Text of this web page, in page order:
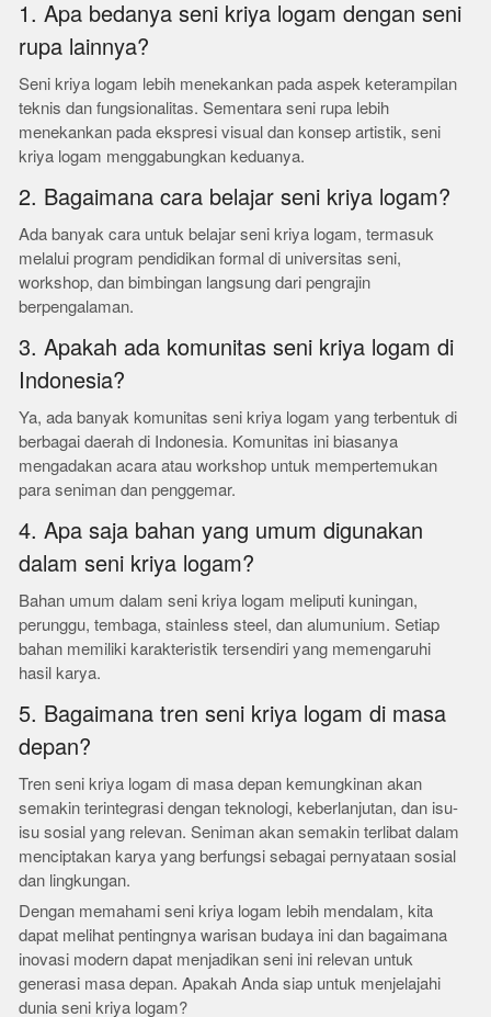
1. Apa bedanya seni kriya logam dengan seni
rupa lainnya?
Seni kriya logam lebih menekankan pada aspek keterampilan
teknis dan fungsionalitas. Sementara seni rupa lebih
menekankan pada ekspresi visual dan konsep artistik, seni
kriya logam menggabungkan keduanya.
2. Bagaimana cara belajar seni kriya logam?
Ada banyak cara untuk belajar seni kriya logam, termasuk
melalui program pendidikan formal di universitas seni,
workshop, dan bimbingan langsung dari pengrajin
berpengalaman.
3. Apakah ada komunitas seni kriya logam di
Indonesia?
Ya, ada banyak komunitas seni kriya logam yang terbentuk di
berbagai daerah di Indonesia. Komunitas ini biasanya
mengadakan acara atau workshop untuk mempertemukan
para seniman dan penggemar.
4. Apa saja bahan yang umum digunakan
dalam seni kriya logam?
Bahan umum dalam seni kriya logam meliputi kuningan,
perunggu, tembaga, stainless steel, dan alumunium. Setiap
bahan memiliki karakteristik tersendiri yang memengaruhi
hasil karya.
5. Bagaimana tren seni kriya logam di masa
depan?
Tren seni kriya logam di masa depan kemungkinan akan
semakin terintegrasi dengan teknologi, keberlanjutan, dan isu-
isu sosial yang relevan. Seniman akan semakin terlibat dalam
menciptakan karya yang berfungsi sebagai pernyataan sosial
dan lingkungan.
Dengan memahami seni kriya logam lebih mendalam, kita
dapat melihat pentingnya warisan budaya ini dan bagaimana
inovasi modern dapat menjadikan seni ini relevan untuk
generasi masa depan. Apakah Anda siap untuk menjelajahi
dunia seni kriya logam?